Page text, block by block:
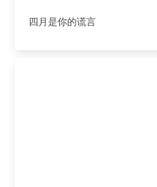
四月是你的谎言